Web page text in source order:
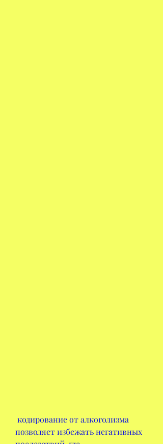
позволяет избежать негативных